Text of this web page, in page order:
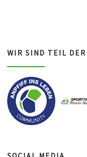
WIR SIND TEIL DER